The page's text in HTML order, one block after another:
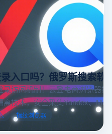
录入口吗？俄罗斯搜索软
访问机制！云登电商浏览器
技术，安全采集Yandex、
指纹浏览器